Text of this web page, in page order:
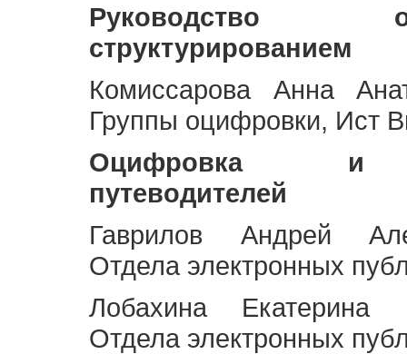
Руководство
структурированием
Комиссарова Анна
Группы оцифровки, Ист
Оцифровка и
путеводителей
Гаврилов Андрей
Отдела электронных
Лобахина Екатерина
Отдела электронных